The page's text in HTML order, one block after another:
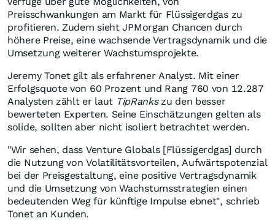
Preisschwankungen am Markt für Flüssigerdgas zu
profitieren. Zudem sieht JPMorgan Chancen durch
höhere Preise, eine wachsende Vertragsdynamik und die
Umsetzung weiterer Wachstumsprojekte.
Jeremy Tonet gilt als erfahrener Analyst. Mit einer
Erfolgsquote von 60 Prozent und Rang 760 von 12.287
Analysten zählt er laut TipRankszu den besser
bewerteten Experten. Seine Einschätzungen gelten als
solide, sollten aber nicht isoliert betrachtet werden.
"Wir sehen, dass Venture Globals [Flüssigerdgas] durch
die Nutzung von Volatilitätsvorteilen, Aufwärtspotenzial
bei der Preisgestaltung, eine positive Vertragsdynamik
und die Umsetzung von Wachstumsstrategien einen
bedeutenden Weg für künftige Impulse ebnet", schrieb
Tonet an Kunden.